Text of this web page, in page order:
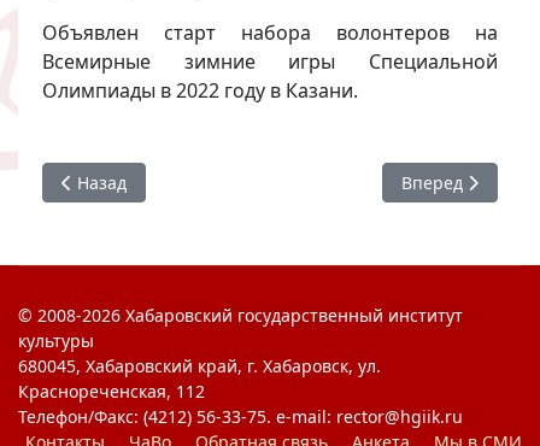
Объявлен старт набора волонтеров на
Всемирные зимние игры Специальной
Олимпиады в 2022 году в Казани.
Предыдущий: Правовой диктант
Назад Следующий: VIII
Вперед
© 2008-2026 Хабаровский государственный институт
культуры
680045, Хабаровский край, г. Хабаровск, ул.
Краснореченская, 112
Телефон/Факс: (4212) 56-33-75. e-mail: rector@hgiik.ru